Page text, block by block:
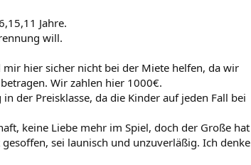
Jahre.
will.
hier sicher nicht bei der Miete helfen, da wir
Wir zahlen hier 1000€.
der Preisklasse, da die Kinder auf jeden Fall bei
keine Liebe mehr im Spiel, doch der Große hat
sei launisch und unzuverläßig. Ich denke